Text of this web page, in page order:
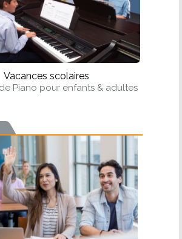
Vacances scolaires
Piano pour enfants & adultes